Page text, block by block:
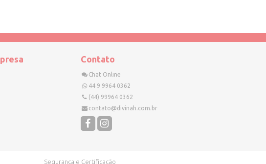
Contato
Chat Online
44 9 9964 0362
(44) 99964 0362
contato@divinah.com.br
Segurança e Certificação